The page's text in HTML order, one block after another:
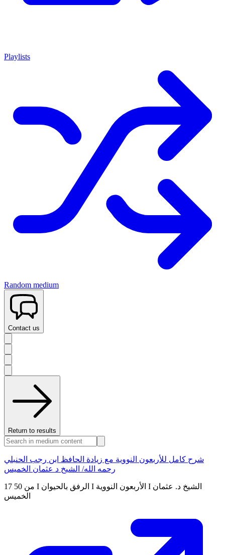
Playlists
Random medium
Contact us
Return to results
شرح كامل للأربعون النووية مع زيادة الحافظ ابن رجب الحنبلي
رحمه الله/ الشيخ د عثمان الخميس
17 من 50 I الرفق بالحيوان I الأربعون النووية I الشيخ د. عثمان
الخميس